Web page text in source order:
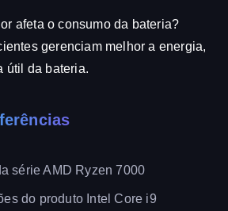
afeta o consumo da bateria?
gerenciam melhor a energia,
útil da bateria.
série AMD Ryzen 7000
do produto Intel Core i9